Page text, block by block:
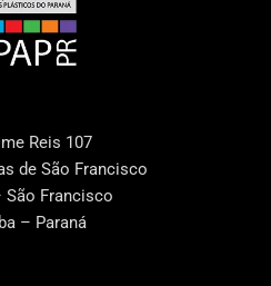
Reis 107
de São Francisco
São Francisco
– Paraná